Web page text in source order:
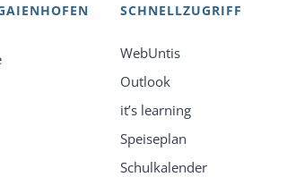
SCHNELLZUGRIFF
WebUntis
Outlook
it’s learning
Speiseplan
Schulkalender